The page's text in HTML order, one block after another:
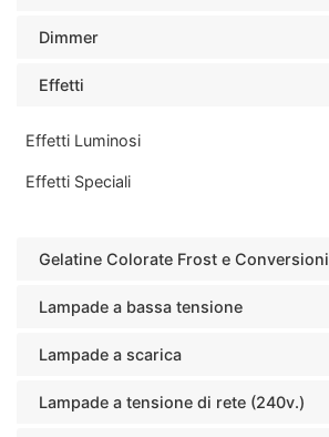
Dimmer
Effetti
Effetti Luminosi
Effetti Speciali
Gelatine Colorate Frost e Conversioni
Lampade a bassa tensione
Lampade a scarica
Lampade a tensione di rete (240v.)